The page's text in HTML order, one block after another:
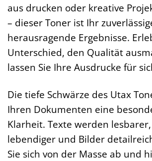
aus drucken oder kreative
– dieser Toner ist Ihr
herausragende Ergebnisse.
Unterschied, den Qualität
lassen Sie Ihre Ausdrucke für
Die tiefe Schwärze des Utax
Ihren Dokumenten eine
Klarheit. Texte werden
lebendiger und Bilder
Sie sich von der Masse ab und